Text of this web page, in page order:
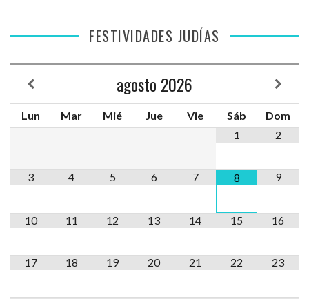
FESTIVIDADES JUDÍAS
agosto 2026
Lun Mar Mié Jue Vie Sáb
Dom
1
2
3 4 5 6 7 8 9
10 11 12 13 14 15 16
17 18 19 20 21 22 23